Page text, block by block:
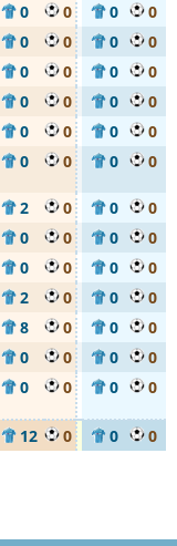
0 0 0 0
0 0 0 0
0 0 0 0
0 0 0 0
0 0 0 0
0 0 0 0
2 0 0 0
0 0 0 0
0 0 0 0
2 0 0 0
8 0 0 0
0 0 0 0
0 0 0 0
12 0 0 0